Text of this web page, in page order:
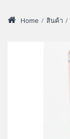
Home / สินค้า /